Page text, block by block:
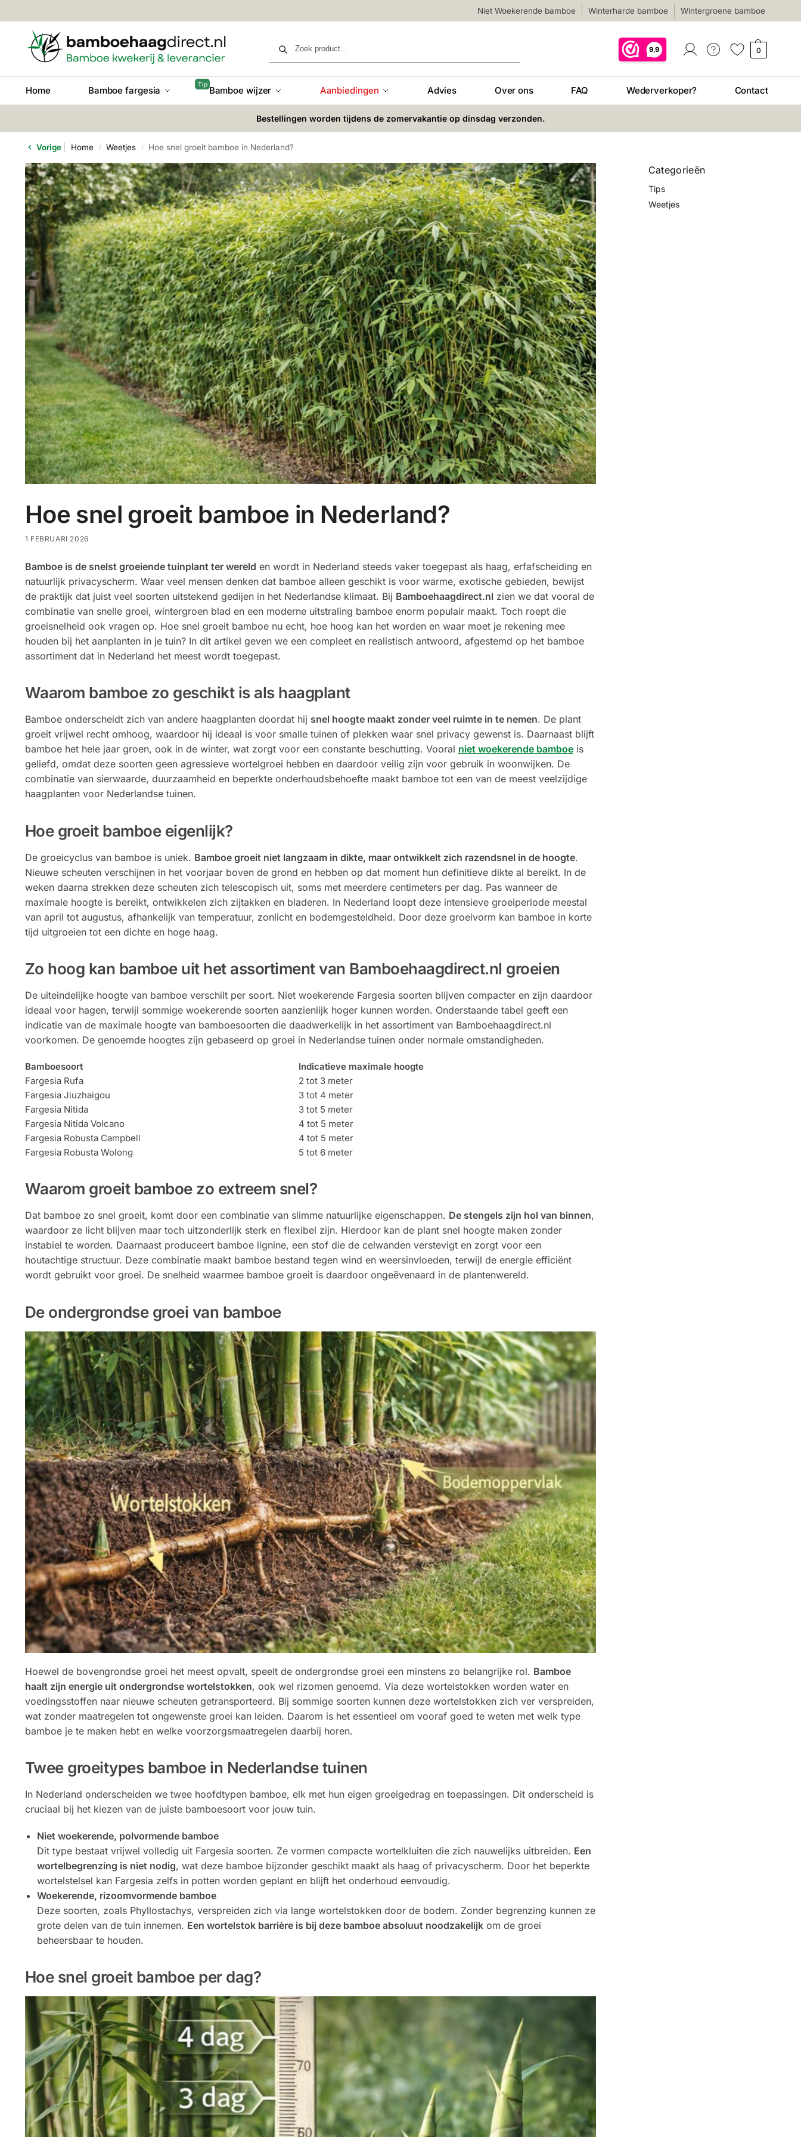
Niet Woekerende bamboe Winterharde bamboe Wintergroene bamboe
0
Home Bamboe fargesia Bamboe wijzer Aanbiedingen Advies Over ons FAQ Wederverkoper? Contact
Bestellingen worden tijdens de zomervakantie op dinsdag verzonden.
Vorige Home / Weetjes / Hoe snel groeit bamboe in Nederland?
Hoe snel groeit bamboe in Nederland?
1 FEBRUARI 2026
Bamboe is de snelst groeiende tuinplant ter wereld en wordt in Nederland steeds vaker toegepast als haag, erfafscheiding en
natuurlijk privacyscherm. Waar veel mensen denken dat bamboe alleen geschikt is voor warme, exotische gebieden, bewijst
de praktijk dat juist veel soorten uitstekend gedijen in het Nederlandse klimaat. Bij Bamboehaagdirect.nl zien we dat vooral de
combinatie van snelle groei, wintergroen blad en een moderne uitstraling bamboe enorm populair maakt. Toch roept die
groeisnelheid ook vragen op. Hoe snel groeit bamboe nu echt, hoe hoog kan het worden en waar moet je rekening mee
houden bij het aanplanten in je tuin? In dit artikel geven we een compleet en realistisch antwoord, afgestemd op het bamboe
assortiment dat in Nederland het meest wordt toegepast.
Waarom bamboe zo geschikt is als haagplant
Bamboe onderscheidt zich van andere haagplanten doordat hij snel hoogte maakt zonder veel ruimte in te nemen. De plant
groeit vrijwel recht omhoog, waardoor hij ideaal is voor smalle tuinen of plekken waar snel privacy gewenst is. Daarnaast blijft
bamboe het hele jaar groen, ook in de winter, wat zorgt voor een constante beschutting. Vooral niet woekerende bamboeis
geliefd, omdat deze soorten geen agressieve wortelgroei hebben en daardoor veilig zijn voor gebruik in woonwijken. De
combinatie van sierwaarde, duurzaamheid en beperkte onderhoudsbehoefte maakt bamboe tot een van de meest veelzijdige
haagplanten voor Nederlandse tuinen.
Hoe groeit bamboe eigenlijk?
De groeicyclus van bamboe is uniek. Bamboe groeit niet langzaam in dikte, maar ontwikkelt zich razendsnel in de hoogte.
Nieuwe scheuten verschijnen in het voorjaar boven de grond en hebben op dat moment hun definitieve dikte al bereikt. In de
weken daarna strekken deze scheuten zich telescopisch uit, soms met meerdere centimeters per dag. Pas wanneer de
maximale hoogte is bereikt, ontwikkelen zich zijtakken en bladeren. In Nederland loopt deze intensieve groeiperiode meestal
van april tot augustus, afhankelijk van temperatuur, zonlicht en bodemgesteldheid. Door deze groeivorm kan bamboe in korte
tijd uitgroeien tot een dichte en hoge haag.
Zo hoog kan bamboe uit het assortiment van Bamboehaagdirect.nl groeien
De uiteindelijke hoogte van bamboe verschilt per soort. Niet woekerende Fargesia soorten blijven compacter en zijn daardoor
ideaal voor hagen, terwijl sommige woekerende soorten aanzienlijk hoger kunnen worden. Onderstaande tabel geeft een
indicatie van de maximale hoogte van bamboesoorten die daadwerkelijk in het assortiment van Bamboehaagdirect.nl
voorkomen. De genoemde hoogtes zijn gebaseerd op groei in Nederlandse tuinen onder normale omstandigheden.
Bamboesoort
Indicatieve maximale hoogte
Fargesia Rufa
2 tot 3 meter
Fargesia Jiuzhaigou
3 tot 4 meter
Fargesia Nitida
3 tot 5 meter
Fargesia Nitida Volcano
4 tot 5 meter
Fargesia Robusta Campbell
4 tot 5 meter
Fargesia Robusta Wolong
5 tot 6 meter
Waarom groeit bamboe zo extreem snel?
Dat bamboe zo snel groeit, komt door een combinatie van slimme natuurlijke eigenschappen. De stengels zijn hol van binnen,
waardoor ze licht blijven maar toch uitzonderlijk sterk en flexibel zijn. Hierdoor kan de plant snel hoogte maken zonder
instabiel te worden. Daarnaast produceert bamboe lignine, een stof die de celwanden verstevigt en zorgt voor een
houtachtige structuur. Deze combinatie maakt bamboe bestand tegen wind en weersinvloeden, terwijl de energie efficiënt
wordt gebruikt voor groei. De snelheid waarmee bamboe groeit is daardoor ongeëvenaard in de plantenwereld.
De ondergrondse groei van bamboe
Hoewel de bovengrondse groei het meest opvalt, speelt de ondergrondse groei een minstens zo belangrijke rol. Bamboe
haalt zijn energie uit ondergrondse wortelstokken, ook wel rizomen genoemd. Via deze wortelstokken worden water en
voedingsstoffen naar nieuwe scheuten getransporteerd. Bij sommige soorten kunnen deze wortelstokken zich ver verspreiden,
wat zonder maatregelen tot ongewenste groei kan leiden. Daarom is het essentieel om vooraf goed te weten met welk type
bamboe je te maken hebt en welke voorzorgsmaatregelen daarbij horen.
Twee groeitypes bamboe in Nederlandse tuinen
In Nederland onderscheiden we twee hoofdtypen bamboe, elk met hun eigen groeigedrag en toepassingen. Dit onderscheid is
cruciaal bij het kiezen van de juiste bamboesoort voor jouw tuin.
Niet woekerende, polvormende bamboe
Dit type bestaat vrijwel volledig uit Fargesia soorten. Ze vormen compacte wortelkluiten die zich nauwelijks uitbreiden. Een
wortelbegrenzing is niet nodig, wat deze bamboe bijzonder geschikt maakt als haag of privacyscherm. Door het beperkte
wortelstelsel kan Fargesia zelfs in potten worden geplant en blijft het onderhoud eenvoudig.
Woekerende, rizoomvormende bamboe
Deze soorten, zoals Phyllostachys, verspreiden zich via lange wortelstokken door de bodem. Zonder begrenzing kunnen ze
grote delen van de tuin innemen. Een wortelstok barrière is bij deze bamboe absoluut noodzakelijkom de groei
beheersbaar te houden.
Hoe snel groeit bamboe per dag?
Categorieën
Tips
Weetjes